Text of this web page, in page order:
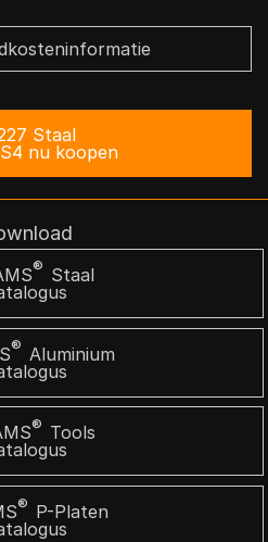
Staal
nu koopen
® Staal
® Aluminium
® Tools
® P-Platen